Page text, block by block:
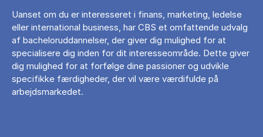
Uanset om du er interesseret i finans, marketing, ledelse
eller international business, har CBS et omfattende udvalg
af bacheloruddannelser, der giver dig mulighed for at
specialisere dig inden for dit interesseområde. Dette giver
dig mulighed for at forfølge dine passioner og udvikle
specifikke færdigheder, der vil være værdifulde på
arbejdsmarkedet.